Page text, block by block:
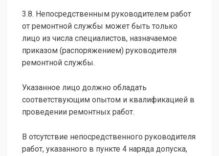
3.8. Непосредственным руководителем работ
от ремонтной службы может быть только
лицо из числа специалистов, назначаемое
приказом (распоряжением) руководителя
ремонтной службы.
Указанное лицо должно обладать
соответствующим опытом и квалификацией в
проведении ремонтных работ.
В отсутствие непосредственного руководителя
работ, указанного в пункте 4 наряда допуска,